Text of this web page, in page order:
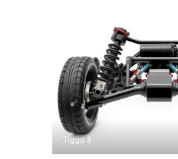
Tiggo 8